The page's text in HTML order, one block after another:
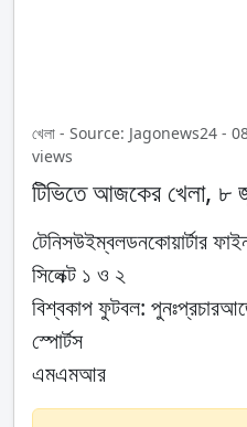
খেলা - Source: Jagonews24 -
views
টিভিতে আজকের খেলা, ৮
টেনিসউইম্বলডনকোয়ার্টার
সিলেক্ট ১ ও ২
বিশ্বকাপ ফুটবল:
স্পোর্টস
এমএমআর